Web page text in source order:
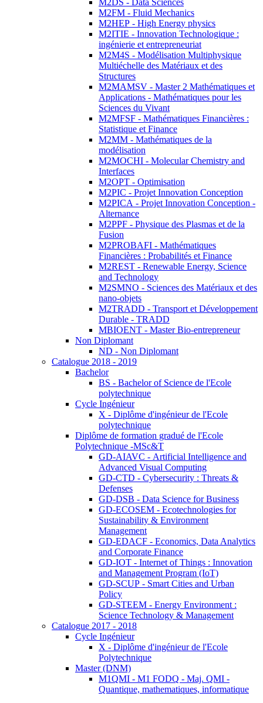
M2DS - Data Sciences
M2FM - Fluid Mechanics
M2HEP - High Energy physics
M2ITIE - Innovation Technologique :
ingénierie et entrepreneuriat
M2M4S - Modélisation Multiphysique
Multiéchelle des Matériaux et des
Structures
M2MAMSV - Master 2 Mathématiques et
Applications - Mathématiques pour les
Sciences du Vivant
M2MFSF - Mathématiques Financières :
Statistique et Finance
M2MM - Mathématiques de la
modélisation
M2MOCHI - Molecular Chemistry and
Interfaces
M2OPT - Optimisation
M2PIC - Projet Innovation Conception
M2PICA - Projet Innovation Conception -
Alternance
M2PPF - Physique des Plasmas et de la
Fusion
M2PROBAFI - Mathématiques
Financières : Probabilités et Finance
M2REST - Renewable Energy, Science
and Technology
M2SMNO - Sciences des Matériaux et des
nano-objets
M2TRADD - Transport et Développement
Durable - TRADD
MBIOENT - Master Bio-entrepreneur
Non Diplomant
ND - Non Diplomant
Catalogue 2018 - 2019
Bachelor
BS - Bachelor of Science de l'Ecole
polytechnique
Cycle Ingénieur
X - Diplôme d'ingénieur de l'Ecole
polytechnique
Diplôme de formation gradué de l'Ecole
Polytechnique -MSc&T
GD-AIAVC - Artificial Intelligence and
Advanced Visual Computing
GD-CTD - Cybersecurity : Threats &
Defenses
GD-DSB - Data Science for Business
GD-ECOSEM - Ecotechnologies for
Sustainability & Environment
Management
GD-EDACF - Economics, Data Analytics
and Corporate Finance
GD-IOT - Internet of Things : Innovation
and Management Program (IoT)
GD-SCUP - Smart Cities and Urban
Policy
GD-STEEM - Energy Environment :
Science Technology & Management
Catalogue 2017 - 2018
Cycle Ingénieur
X - Diplôme d'ingénieur de l'Ecole
Polytechnique
Master (DNM)
M1QMI - M1 FODQ - Maj. QMI -
Quantique, mathematiques, informatique